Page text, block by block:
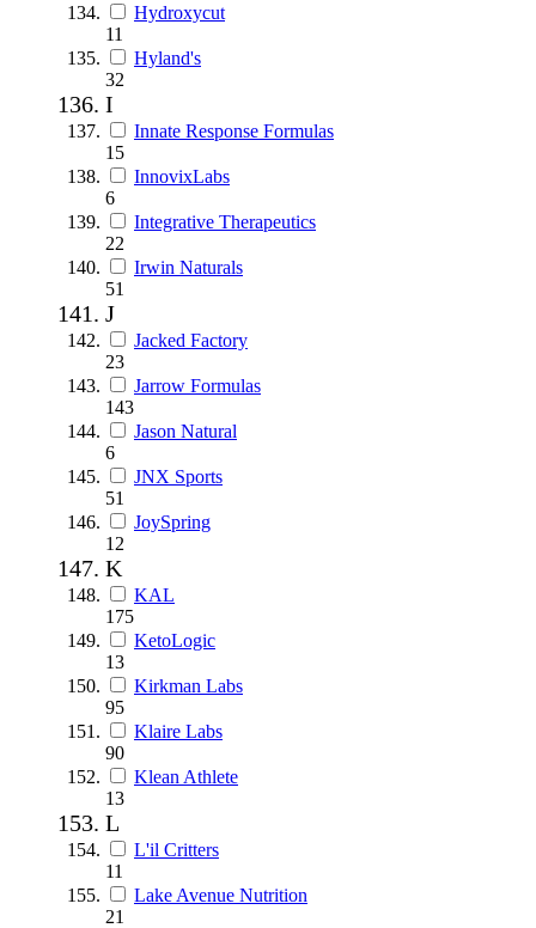
Hydroxycut
11
Hyland's
32
I
Innate Response Formulas
15
InnovixLabs
6
Integrative Therapeutics
22
Irwin Naturals
51
J
Jacked Factory
23
Jarrow Formulas
143
Jason Natural
6
JNX Sports
51
JoySpring
12
K
KAL
175
KetoLogic
13
Kirkman Labs
95
Klaire Labs
90
Klean Athlete
13
L
L'il Critters
11
Lake Avenue Nutrition
21